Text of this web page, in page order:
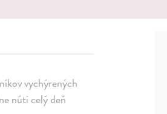
vychýrených
núti celý deň